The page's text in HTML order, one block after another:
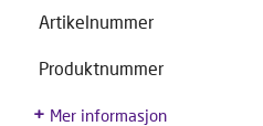
Artikelnummer
Produktnummer
Mer informasjon